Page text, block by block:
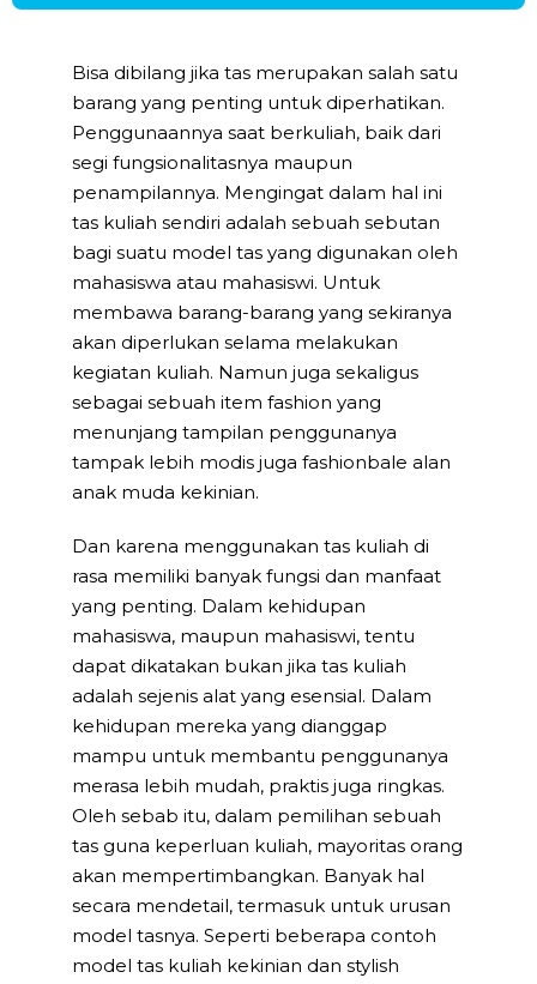
Bisa dibilang jika tas merupakan salah satu
barang yang penting untuk diperhatikan.
Penggunaannya saat berkuliah, baik dari
segi fungsionalitasnya maupun
penampilannya. Mengingat dalam hal ini
tas kuliah sendiri adalah sebuah sebutan
bagi suatu model tas yang digunakan oleh
mahasiswa atau mahasiswi. Untuk
membawa barang-barang yang sekiranya
akan diperlukan selama melakukan
kegiatan kuliah. Namun juga sekaligus
sebagai sebuah item fashion yang
menunjang tampilan penggunanya
tampak lebih modis juga fashionbale alan
anak muda kekinian.
Dan karena menggunakan tas kuliah di
rasa memiliki banyak fungsi dan manfaat
yang penting. Dalam kehidupan
mahasiswa, maupun mahasiswi, tentu
dapat dikatakan bukan jika tas kuliah
adalah sejenis alat yang esensial. Dalam
kehidupan mereka yang dianggap
mampu untuk membantu penggunanya
merasa lebih mudah, praktis juga ringkas.
Oleh sebab itu, dalam pemilihan sebuah
tas guna keperluan kuliah, mayoritas orang
akan mempertimbangkan. Banyak hal
secara mendetail, termasuk untuk urusan
model tasnya. Seperti beberapa contoh
model tas kuliah kekinian dan stylish